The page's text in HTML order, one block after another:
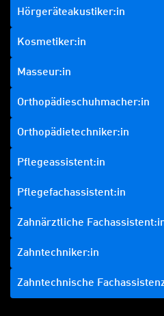
Hörgeräteakustiker:in
Kosmetiker:in
Masseur:in
Orthopädieschuhmacher:in
Orthopädietechniker:in
Pflegeassistent:in
Pflegefachassistent:in
Zahnärztliche
Zahntechniker:in
Zahntechnische